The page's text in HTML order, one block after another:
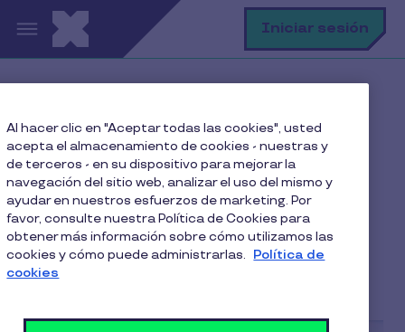
Pasar al contenido principal Iniciar sesión
¿De qué sirve incentivar el deporte en la oficina?
¿De qué sirve incentivar
el deporte en la oficina?
Al hacer clic en "Aceptar todas las cookies", usted
acepta el almacenamiento de cookies - nuestras y
de terceros - en su dispositivo para mejorar la
navegación del sitio web, analizar el uso del mismo y
ayudar en nuestros esfuerzos de marketing. Por
favor, consulte nuestra Política de Cookies para
obtener más información sobre cómo utilizamos las
cookies y cómo puede administrarlas. Política de
cookies